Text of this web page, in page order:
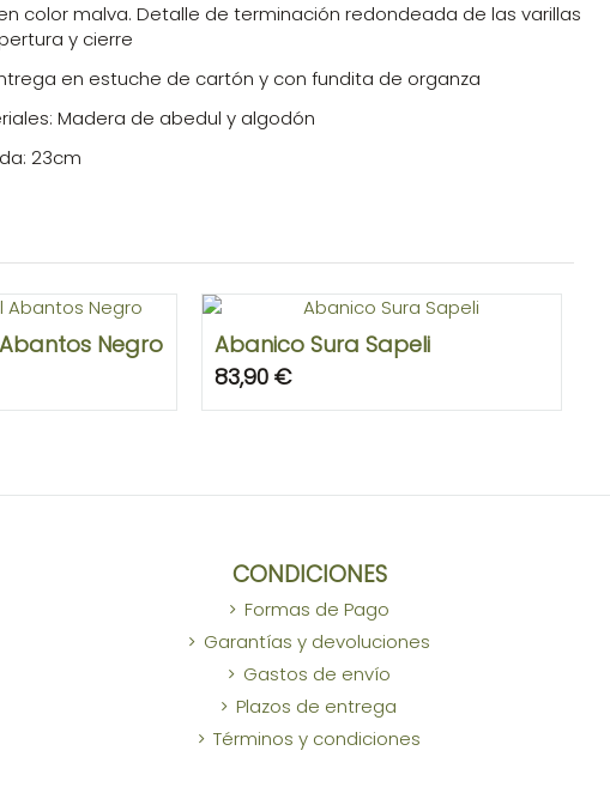
color malva. Detalle de terminación redondeada de las varillas
y cierre
en estuche de cartón y con fundita de organza
Madera de abedul y algodón
23cm
Negro
Abanico Sura Sapeli
83,90 €
CONDICIONES
Formas de Pago
Garantías y devoluciones
Gastos de envío
Plazos de entrega
Términos y condiciones